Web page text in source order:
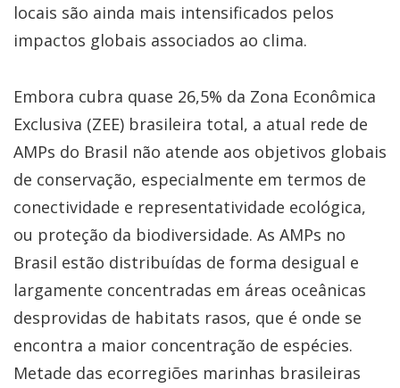
locais são ainda mais intensificados pelos
impactos globais associados ao clima.
Embora cubra quase 26,5% da Zona Econômica
Exclusiva (ZEE) brasileira total, a atual rede de
AMPs do Brasil não atende aos objetivos globais
de conservação, especialmente em termos de
conectividade e representatividade ecológica,
ou proteção da biodiversidade. As AMPs no
Brasil estão distribuídas de forma desigual e
largamente concentradas em áreas oceânicas
desprovidas de habitats rasos, que é onde se
encontra a maior concentração de espécies.
Metade das ecorregiões marinhas brasileiras